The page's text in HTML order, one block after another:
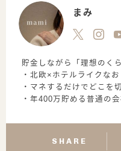
まみ
貯金しながら「理想のく
・北欧×ホテルライクな
・マネするだけでどこを
・年400万貯める普通の
SHARE